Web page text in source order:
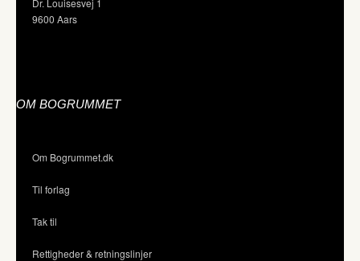
Dr. Louisesvej 1
9600 Aars
OM BOGRUMMET
Om Bogrummet.dk
Til forlag
Tak til
Rettigheder & retningslinjer